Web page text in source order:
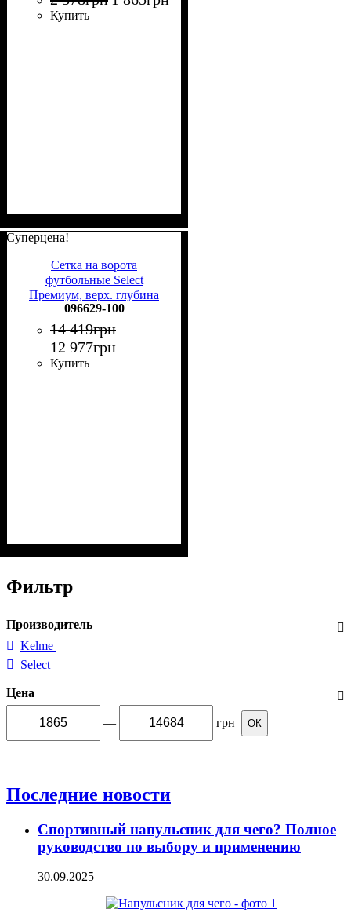
Купить
Суперцена!
Сетка на ворота
футбольные Select
Премиум, верх. глубина
1,05 м. 096629-100
096629-100
14 419грн
12 977грн
Купить
Фильтр
Производитель
Kelme
Select
Цена
— грн ОК
Последние новости
Спортивный напульсник для чего? Полное
руководство по выбору и применению
30.09.2025